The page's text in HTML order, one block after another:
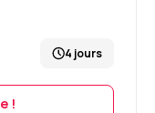
pas que,
merci à lui.
4 jours
!